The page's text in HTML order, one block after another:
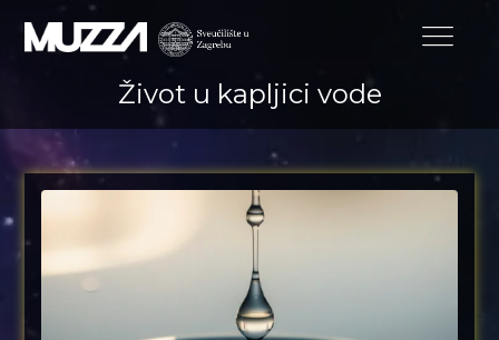
Život u kapljici vode